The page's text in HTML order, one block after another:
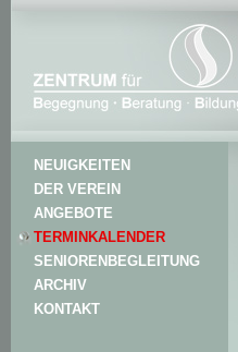
NEUIGKEITEN
DER VEREIN
ANGEBOTE
TERMINKALENDER
SENIORENBEGLEITUNG
ARCHIV
KONTAKT